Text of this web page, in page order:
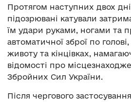
Протягом наступних двох
підозрювані катували
їм удари руками, ногами та
автоматичної зброї по
животу та кінцівках,
відомості про
Збройних Сил України.
Після чергового